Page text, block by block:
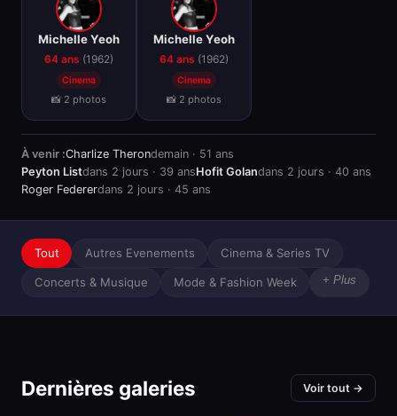
🎂
Michelle Yeoh
64 ans (1962)
Cinema
📸 2 photos
🎂
Michelle Yeoh
64 ans (1962)
Cinema
📸 2 photos
À venir :Charlize Therondemain · 51 ans
Peyton Listdans 2 jours · 39 ansHofit Golandans 2 jours · 40 ans
Roger Federerdans 2 jours · 45 ans
Tout Autres Evenements Cinema & Series TV
Concerts & Musique Mode & Fashion Week + Plus
Dernières galeries Voir tout →